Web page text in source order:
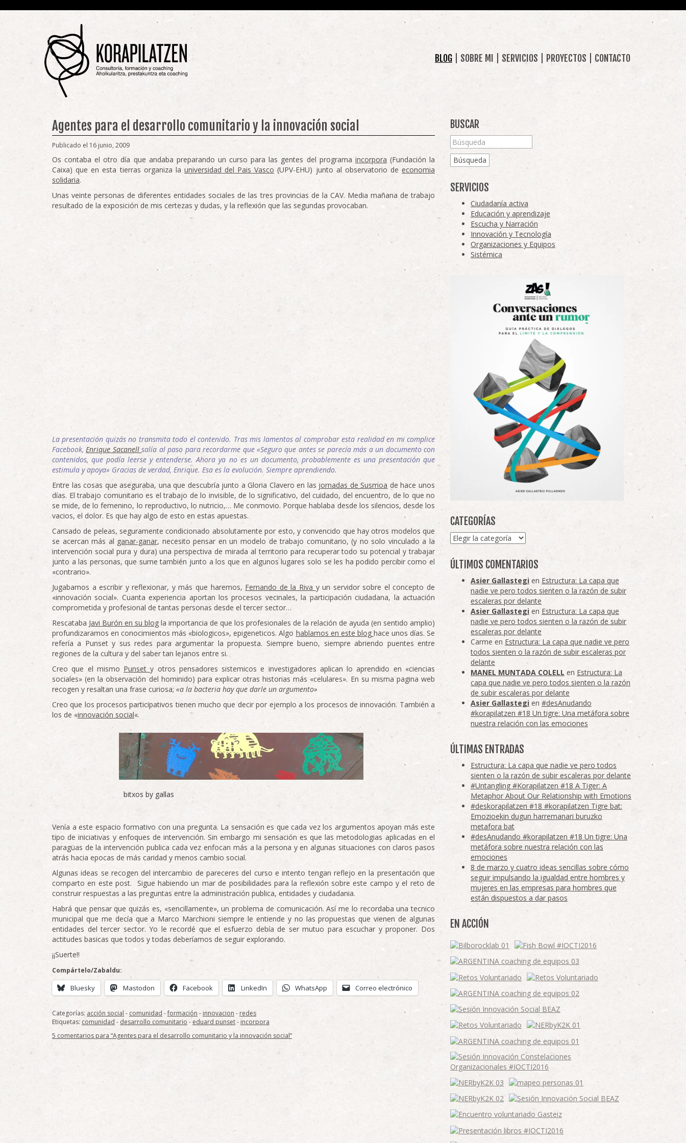
BLOG SOBRE MI SERVICIOS PROYECTOS CONTACTO
Agentes para el desarrollo comunitario y la innovación social
Publicado el 16 junio, 2009
Os contaba el otro día que andaba preparando un curso para las gentes del programa incorpora (Fundación la
Caixa) que en esta tierras organiza la universidad del Pais Vasco (UPV-EHU) junto al observatorio de economia
solidaria.
Unas veinte personas de diferentes entidades sociales de las tres provincias de la CAV. Media mañana de trabajo
resultado de la exposición de mis certezas y dudas, y la reflexión que las segundas provocaban.
La presentación quizás no transmita todo el contenido. Tras mis lamentos al comprobar esta realidad en mi complice
Facebook,Enrique Sacanellsalía al paso para recordarme que «Seguro que antes se parecía más a un documento con
contenidos, que podía leerse y entenderse. Ahora ya no es un documento, probablemente es una presentación que
estimula y apoya» Gracias de verdad, Enrique. Esa es la evolución. Siempre aprendiendo.
Entre las cosas que aseguraba, una que descubría junto a Gloria Clavero en las jornadas de Susmoa de hace unos
días. El trabajo comunitario es el trabajo de lo invisible, de lo significativo, del cuidado, del encuentro, de lo que no
se mide, de lo femenino, lo reproductivo, lo nutricio,… Me conmovio. Porque hablaba desde los silencios, desde los
vacios, el dolor. Es que hay algo de esto en estas apuestas.
Cansado de peleas, seguramente condicionado absolutamente por esto, y convencido que hay otros modelos que
se acercan más al ganar-ganar, necesito pensar en un modelo de trabajo comunitario, (y no solo vinculado a la
intervención social pura y dura) una perspectiva de mirada al territorio para recuperar todo su potencial y trabajar
junto a las personas, que sume también junto a los que en algunos lugares solo se les ha podido percibir como el
«contrario».
Jugabamos a escribir y reflexionar, y más que haremos, Fernando de la Riva y un servidor sobre el concepto de
«innovación social». Cuanta experiencia aportan los procesos vecinales, la participación ciudadana, la actuación
comprometida y profesional de tantas personas desde el tercer sector…
Rescataba Javi Burón en su blog la importancia de que los profesionales de la relación de ayuda (en sentido amplio)
profundizaramos en conocimientos más «biologicos», epigeneticos. Algo hablamos en este blog hace unos días. Se
refería a Punset y sus redes para argumentar la propuesta. Siempre bueno, siempre abriendo puentes entre
regiones de la cultura y del saber tan lejanos entre si.
Creo que el mismo Punsety otros pensadores sistemicos e investigadores aplican lo aprendido en «ciencias
sociales» (en la observación del hominido) para explicar otras historias más «celulares». En su misma pagina web
recogen y resaltan una frase curiosa; «a la bacteria hay que darle un argumento»
Creo que los procesos participativos tienen mucho que decir por ejemplo a los procesos de innovación. También a
los de «innovación social«.
bitxos by gallas
Venía a este espacio formativo con una pregunta. La sensación es que cada vez los argumentos apoyan más este
tipo de iniciativas y enfoques de intervención. Sin embargo mi sensación es que las metodologias aplicadas en el
paragüas de la intervención publica cada vez enfocan más a la persona y en algunas situaciones con claros pasos
atrás hacia epocas de más caridad y menos cambio social.
Algunas ideas se recogen del intercambio de pareceres del curso e intento tengan reflejo en la presentación que
comparto en este post. Sigue habiendo un mar de posibilidades para la reflexión sobre este campo y el reto de
construir respuestas a las preguntas entre la administración publica, entidades y ciudadania.
Habrá que pensar que quizás es, «sencillamente», un problema de comunicación. Así me lo recordaba una tecnico
municipal que me decía que a Marco Marchioni siempre le entiende y no las propuestas que vienen de algunas
entidades del tercer sector. Yo le recordé que el esfuerzo debía de ser mutuo para escuchar y proponer. Dos
actitudes basicas que todos y todas deberíamos de seguir explorando.
¡¡Suerte!!
Compártelo/Zabaldu:
Bluesky Mastodon Facebook LinkedIn WhatsApp Correo electrónico
Categorías: acción social - comunidad -formación - innovacion - redes
Etiquetas: comunidad - desarrollo comunitario - eduard punset- incorpora
5 comentarios para “Agentes para el desarrollo comunitario y la innovación social”
BUSCAR
Búsqueda
SERVICIOS
Ciudadanía activa
Educación y aprendizaje
Escucha y Narración
Innovación y Tecnología
Organizaciones y Equipos
Sistémica
CATEGORÍAS
Categorías
ÚLTIMOS COMENTARIOS
Asier Gallastegi en Estructura: La capa que
nadie ve pero todos sienten o la razón de subir
escaleras por delante
Asier Gallastegi en Estructura: La capa que
nadie ve pero todos sienten o la razón de subir
escaleras por delante
Carme en Estructura: La capa que nadie ve pero
todos sienten o la razón de subir escaleras por
delante
MANEL MUNTADA COLELL en Estructura: La
capa que nadie ve pero todos sienten o la razón
de subir escaleras por delante
Asier Gallastegi en #desAnudando
#korapilatzen #18 Un tigre: Una metáfora sobre
nuestra relación con las emociones
ÚLTIMAS ENTRADAS
Estructura: La capa que nadie ve pero todos
sienten o la razón de subir escaleras por delante
#Untangling #Korapilatzen #18 A Tiger: A
Metaphor About Our Relationship with Emotions
#deskorapilatzen #18 #korapilatzen Tigre bat:
Emozioekin dugun harremanari buruzko
metafora bat
#desAnudando #korapilatzen #18 Un tigre: Una
metáfora sobre nuestra relación con las
emociones
8 de marzo y cuatro ideas sencillas sobre cómo
seguir impulsando la igualdad entre hombres y
mujeres en las empresas para hombres que
están dispuestos a dar pasos
EN ACCIÓN